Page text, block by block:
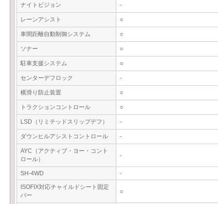
ナイトビジョン -
レーンアシスト ○
車間距離自動制御システム ○
ソナー ○
駐車支援システム ○
センターデフロック -
横滑り防止装置 ○
トラクションコントロール ○
LSD（リミテッドスリップデフ） -
ダウンヒルアシストコントロール -
AYC（アクティブ・ヨー・コント
ロール）
-
SH-4WD
-
ISOFIX対応チャイルドシート固定
バー
○